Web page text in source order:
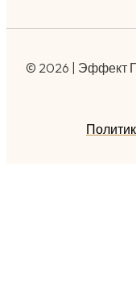
© 2026 | Эффект